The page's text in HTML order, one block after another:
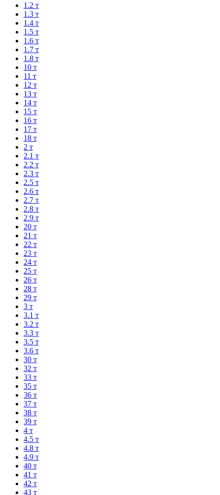
1.2 т
1.3 т
1.4 т
1.5 т
1.6 т
1.7 т
1.8 т
10 т
11 т
12 т
13 т
14 т
15 т
16 т
17 т
18 т
2 т
2.1 т
2.2 т
2.3 т
2.5 т
2.6 т
2.7 т
2.8 т
2.9 т
20 т
21 т
22 т
23 т
24 т
25 т
26 т
28 т
29 т
3 т
3.1 т
3.2 т
3.3 т
3.5 т
3.6 т
30 т
32 т
33 т
35 т
36 т
37 т
38 т
39 т
4 т
4.5 т
4.8 т
4.9 т
40 т
41 т
42 т
43 т